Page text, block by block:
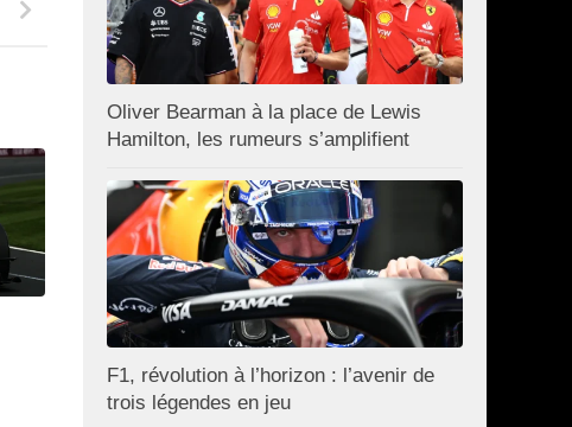
Oliver Bearman à la place de Lewis
Hamilton, les rumeurs s’amplifient
F1, révolution à l’horizon : l’avenir de
trois légendes en jeu